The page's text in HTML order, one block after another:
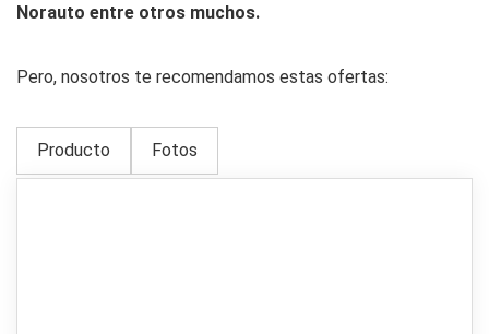
Norauto entre otros muchos.
Pero, nosotros te recomendamos estas ofertas:
Producto Fotos